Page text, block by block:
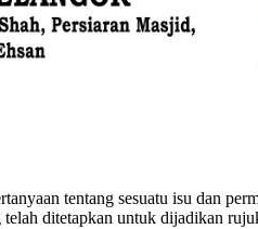
tentang sesuatu isu dan
ditetapkan untuk dijadikan